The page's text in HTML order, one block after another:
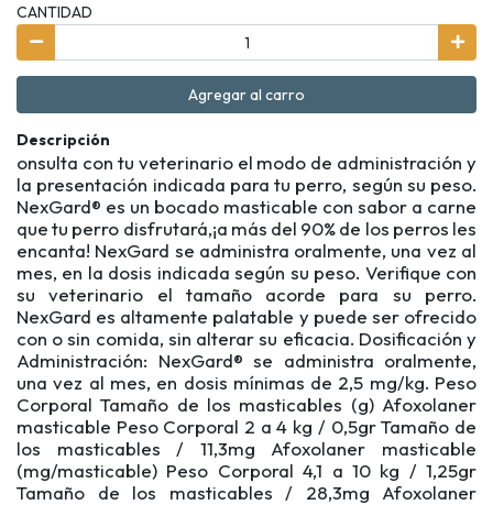
CANTIDAD
Agregar al carro
Descripción
onsulta con tu veterinario el modo de administración y
la presentación indicada para tu perro, según su peso.
NexGard® es un bocado masticable con sabor a carne
que tu perro disfrutará,¡a más del 90% de los perros les
encanta! NexGard se administra oralmente, una vez al
mes, en la dosis indicada según su peso. Verifique con
su veterinario el tamaño acorde para su perro.
NexGard es altamente palatable y puede ser ofrecido
con o sin comida, sin alterar su eficacia. Dosificación y
Administración: NexGard® se administra oralmente,
una vez al mes, en dosis mínimas de 2,5 mg/kg. Peso
Corporal Tamaño de los masticables (g) Afoxolaner
masticable Peso Corporal 2 a 4 kg / 0,5gr Tamaño de
los masticables / 11,3mg Afoxolaner masticable
(mg/masticable) Peso Corporal 4,1 a 10 kg / 1,25gr
Tamaño de los masticables / 28,3mg Afoxolaner